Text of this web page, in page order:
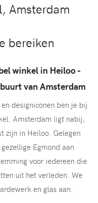
Amsterdam
bereiken
winkel in Heiloo -
van Amsterdam
designiconen ben je bij
Amsterdam ligt nabij,
zijn in Heiloo. Gelegen
Egmond aan
voor iedereen die
uit het verleden. We
en glas aan.